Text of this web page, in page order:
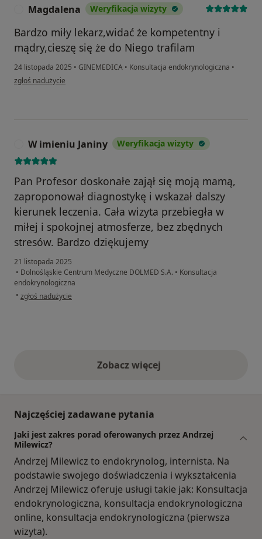
Magdalena Weryfikacja wizyty
Bardzo miły lekarz,widać że kompetentny i
mądry,cieszę się że do Niego trafilam
24 listopada 2025 • GINEMEDICA • Konsultacja endokrynologiczna •
w opinii użytkownika Magdalena
zgłoś nadużycie
W imieniu Janiny Weryfikacja wizyty
Pan Profesor doskonałe zajął się moją mamą,
zaproponował diagnostykę i wskazał dalszy
kierunek leczenia. Cała wizyta przebiegła w
miłej i spokojnej atmosferze, bez zbędnych
stresów. Bardzo dziękujemy
21 listopada 2025
• Dolnośląskie Centrum Medyczne DOLMED S.A. • Konsultacja
endokrynologiczna
• w opinii użytkownika W imieniu Janiny
zgłoś nadużycie
Zobacz więcejopinie powyżej
Najczęściej zadawane pytania
Jaki jest zakres porad oferowanych przez Andrzej
Milewicz?
Andrzej Milewicz to endokrynolog, internista. Na
podstawie swojego doświadczenia i wykształcenia
Andrzej Milewicz oferuje usługi takie jak: Konsultacja
endokrynologiczna, konsultacja endokrynologiczna
online, konsultacja endokrynologiczna (pierwsza
wizyta).